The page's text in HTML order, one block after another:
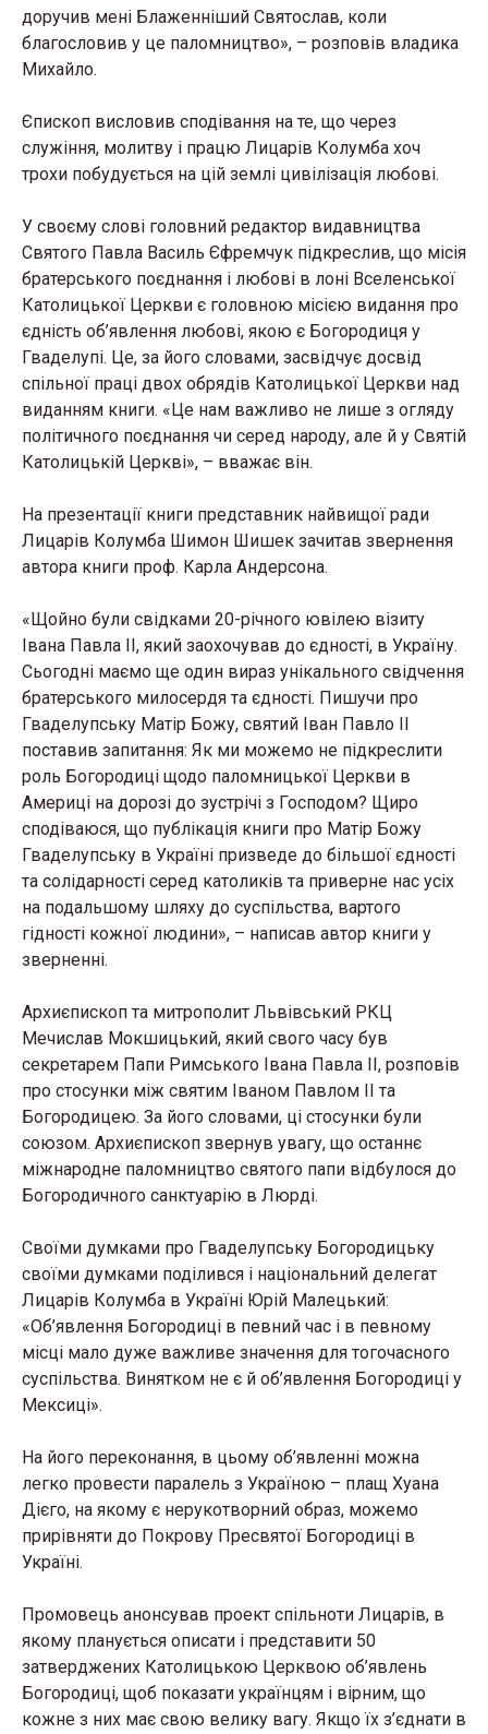
доручив мені Блаженніший Святослав, коли
благословив у це паломництво», – розповів владика
Михайло.
Єпископ висловив сподівання на те, що через
служіння, молитву і працю Лицарів Колумба хоч
трохи побудується на цій землі цивілізація любові.
У своєму слові головний редактор видавництва
Святого Павла Василь Єфремчук підкреслив, що місія
братерського поєднання і любові в лоні Вселенської
Католицької Церкви є головною місією видання про
єдність об’явлення любові, якою є Богородиця у
Гваделупі. Це, за його словами, засвідчує досвід
спільної праці двох обрядів Католицької Церкви над
виданням книги. «Це нам важливо не лише з огляду
політичного поєднання чи серед народу, але й у Святій
Католицькій Церкві», – вважає він.
На презентації книги представник найвищої ради
Лицарів Колумба Шимон Шишек зачитав звернення
автора книги проф. Карла Андерсона.
«Щойно були свідками 20-річного ювілею візиту
Івана Павла ІІ, який заохочував до єдності, в Україну.
Сьогодні маємо ще один вираз унікального свідчення
братерського милосердя та єдності. Пишучи про
Гваделупську Матір Божу, святий Іван Павло ІІ
поставив запитання: Як ми можемо не підкреслити
роль Богородиці щодо паломницької Церкви в
Америці на дорозі до зустрічі з Господом? Щиро
сподіваюся, що публікація книги про Матір Божу
Гваделупську в Україні призведе до більшої єдності
та солідарності серед католиків та приверне нас усіх
на подальшому шляху до суспільства, вартого
гідності кожної людини», – написав автор книги у
зверненні.
Архиєпископ та митрополит Львівський РКЦ
Мечислав Мокшицький, який свого часу був
секретарем Папи Римського Івана Павла ІІ, розповів
про стосунки між святим Іваном Павлом ІІ та
Богородицею. За його словами, ці стосунки були
союзом. Архиєпископ звернув увагу, що останнє
міжнародне паломництво святого папи відбулося до
Богородичного санктуарію в Люрді.
Своїми думками про Гваделупську Богородицьку
своїми думками поділився і національний делегат
Лицарів Колумба в Україні Юрій Малецький:
«Об’явлення Богородиці в певний час і в певному
місці мало дуже важливе значення для тогочасного
суспільства. Винятком не є й об’явлення Богородиці у
Мексиці».
На його переконання, в цьому об’явленні можна
легко провести паралель з Україною – плащ Хуана
Дієго, на якому є нерукотворний образ, можемо
прирівняти до Покрову Пресвятої Богородиці в
Україні.
Промовець анонсував проект спільноти Лицарів, в
якому планується описати і представити 50
затверджених Католицькою Церквою об’явлень
Богородиці, щоб показати українцям і вірним, що
кожне з них має свою велику вагу. Якщо їх з’єднати в